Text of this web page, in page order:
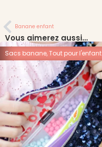
Banane enfant
Vous aimerez aussi…
Sacs banane,Tout pour l'enfant